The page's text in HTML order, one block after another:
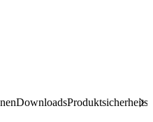
Downloads